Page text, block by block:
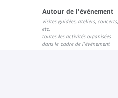
Société des Océanistes
Lien externe
Autour de l'événement
Visites guidées, ateliers, concerts,
etc.
toutes les activités organisées
dans le cadre de l'événement